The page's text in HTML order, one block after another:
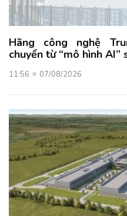
Hãng công nghệ
chuyển từ “mô hình AI”
11:56 07/08/2026